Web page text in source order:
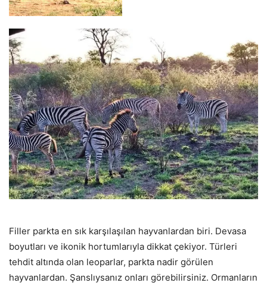
Filler parkta en sık karşılaşılan hayvanlardan biri. Devasa
boyutları ve ikonik hortumlarıyla dikkat çekiyor. Türleri
tehdit altında olan leoparlar, parkta nadir görülen
hayvanlardan. Şanslıysanız onları görebilirsiniz. Ormanların